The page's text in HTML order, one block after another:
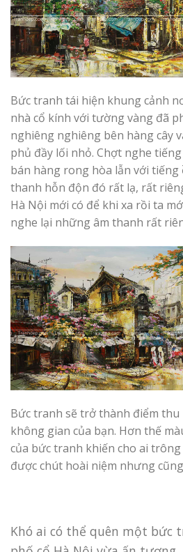
Bức tranh tái hiện khung cảnh
nhà cổ kính với tường vàng đã
nghiêng nghiêng bên hàng cây
phủ đầy lối nhỏ. Chợt nghe
bán hàng rong hòa lẫn với tiếng
thanh hỗn độn đó rất lạ, rất
Hà Nội mới có để khi xa rồi ta
nghe lại những âm thanh rất
Bức tranh sẽ trở thành điểm
không gian của bạn. Hơn thế
của bức tranh khiến cho ai
được chút hoài niệm nhưng
Khó ai có thể quên một bức